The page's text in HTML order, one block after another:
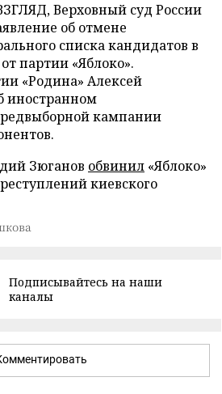
Верховный суд России
об отмене
списка кандидатов в
партии «Яблоко».
«Родина» Алексей
иностранном
кампании
Зюганов обвинил «Яблоко»
киевского
Подписывайтесь на наши
каналы